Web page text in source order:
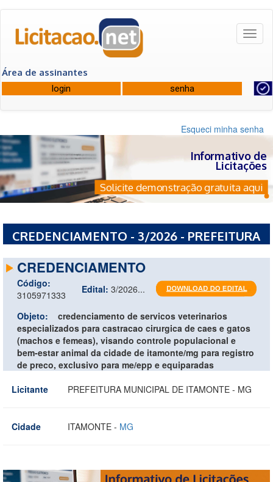
Área de assinantes
Esqueci minha senha
Informativo de
Licitações
Solicite demonstração gratuita aqui
CREDENCIAMENTO - 3/2026 - PREFEITURA
CREDENCIAMENTO
Código:
3105971333
Edital: 3/2026...
Objeto:
credenciamento de servicos veterinarios
especializados para castracao cirurgica de caes e gatos
(machos e femeas), visando controle populacional e
bem-estar animal da cidade de itamonte/mg para registro
de preco, exclusivo para me/epp e equiparadas
Licitante
PREFEITURA MUNICIPAL DE ITAMONTE - MG
Cidade ITAMONTE - MG